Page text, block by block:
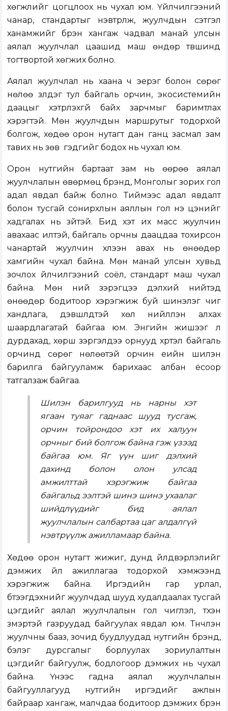
хөгжлийг цогцлоох нь чухал юм. Үйлчилгээний
чанар, стандартыг нэвтрүүлж, жуулчдын сэтгэл
ханамжийг бүрэн хангаж чадвал манай улсын
аялал жуулчлал цаашид маш өндөр түвшинд
тогтвортой хөгжих болно.
Аялал жуулчлал нь хаана ч эерэг болон сөрөг
нөлөө үзүүлдэг тул байгаль орчин, экосистемийн
даацыг хэтрүүлэхгүй байх зарчмыг баримтлах
хэрэгтэй. Мөн жуулчдын маршрутыг тодорхой
болгож, хөдөө орон нутагт дан ганц засмал зам
тавих нь зөв үү гэдгийг бодох нь чухал юм.
Орон нутгийн бартаат зам нь өөрөө аялал
жуулчлалын өвөрмөц брэнд, Монголыг зорих гол
адал явдал байж болно. Тиймээс адал явдалт
болон тусгай сонирхлын аяллын гол үнэ цэнийг
хадгалах нь зүйтэй. Бид хэт их масс жуулчин
авахаас илүүтэй, байгаль орчны даацдаа тохирсон
чанартай жуулчин хүлээн авах нь өнөөдөр
хамгийн чухал байна. Мөн манай улсын хувьд
зочлох үйлчилгээний соёл, стандарт маш чухал
байна. Мөн үүний зэрэгцээ дэлхий нийтэд
өнөөдөр бодитоор хэрэгжиж буй шинэлэг чиг
хандлага, дэвшлүүдтэй хөл нийлүүлэн алхах
шаардлагатай байгаа юм. Энгийн жишээг л
дурдахад, хөрш зэргэлдээ орнууд хүртэл байгаль
орчинд сөрөг нөлөөтэй орчин үеийн шилэн
барилга байгууламж барихаас албан ёсоор
татгалзаж байгаа.
Шилэн барилгууд нь нарны хэт
ягаан туяаг гаднаас шууд тусгаж,
орчин тойрондоо хэт их халуун
орчныг бий болгож байна гэж үзээд
байгаа юм. Яг үүн шиг дэлхий
дахинд болон олон улсад
амжилттай хэрэгжиж байгаа
байгальд ээлтэй шинэ шинэ ухаалаг
шийдлүүдийг бид аялал
жуулчлалын салбартаа цаг алдалгүй
нэвтрүүлж ажилламаар байна.
Хөдөө орон нутагт жижиг, дунд үйлдвэрлэлийг
дэмжих үйл ажиллагаа тодорхой хэмжээнд
хэрэгжиж байна. Иргэдийн гар урлал,
бүтээгдэхүүнийг жуулчдад шууд худалдаалах тусгай
цэгүүдийг аялал жуулчлалын гол чиглэл, түүхэн
үзмэртэй газруудад байгуулах явдал юм. Түүнчлэн
жуулчны бааз, зочид буудлуудад нутгийн брэнд,
бэлэг дурсгалыг борлуулах зориулалтын
цэгүүдийг байгуулж, бодлогоор дэмжих нь чухал
байна. Үүнээс гадна аялал жуулчлалын
байгууллагууд нутгийн иргэдийг ажлын
байраар хангаж, малчдаа бодитоор дэмжих бүрэн